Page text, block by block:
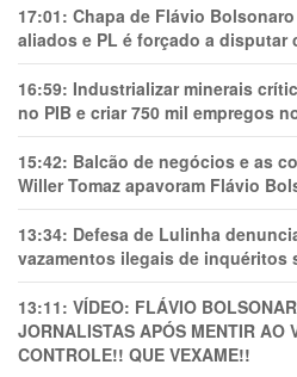
17:01: Chapa de Flávio
aliados e PL é forçado a disputar
16:59: Industrializar minerais
no PIB e criar 750 mil empregos
15:42: Balcão de negócios e as
Willer Tomaz apavoram Flávio
13:34: Defesa de Lulinha
vazamentos ilegais de inquéritos
13:11: VÍDEO: FLÁVIO
JORNALISTAS APÓS MENTIR AO
CONTROLE!! QUE VEXAME!!